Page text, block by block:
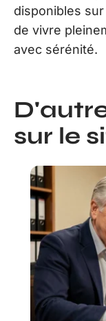
disponibles
de vivre
avec sérénité.
sur le